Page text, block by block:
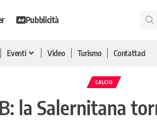
Pubblicità
Eventi Video Turismo Contattaci
CALCIO
la Salernitana